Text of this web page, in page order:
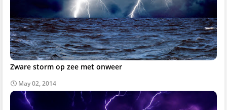
Zware storm op zee met onweer
May 02, 2014